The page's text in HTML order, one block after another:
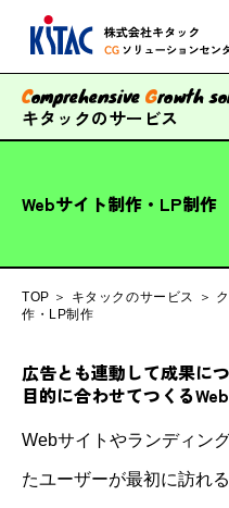
Comprehensive Growth
キタックのサービス
Webサイト制作・LP制作
TOP ＞ キタックのサービス ＞
作・LP制作
広告とも連動して成果につ
目的に合わせてつくる
Webサイトやランディン
たユーザーが最初に訪れ